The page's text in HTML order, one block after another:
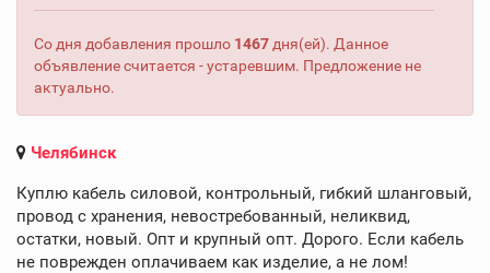
Со дня добавления прошло 1467 дня(ей). Данное
объявление считается - устаревшим. Предложение не
актуально.
Челябинск
Куплю кабель силовой, контрольный, гибкий шланговый,
провод с хранения, невостребованный, неликвид,
остатки, новый. Опт и крупный опт. Дорого. Если кабель
не поврежден оплачиваем как изделие, а не лом!